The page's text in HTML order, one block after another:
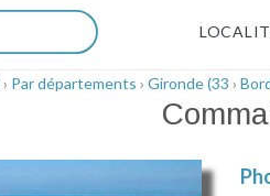
› Par départements › Gironde (33 ›